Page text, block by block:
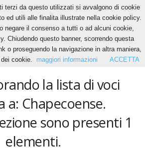
la lista di voci
a: Chapecoense.
sono presenti 1
elementi.
terzi da questo utilizzati si avvalgono di cookie
ed utili alle finalita illustrate nella cookie policy.
negare il consenso a tutti o ad alcuni cookie,
Chiudendo questo banner, scorrendo questa
o proseguendo la navigazione in altra maniera,
cookie.
maggiori informazioni ACCETTA